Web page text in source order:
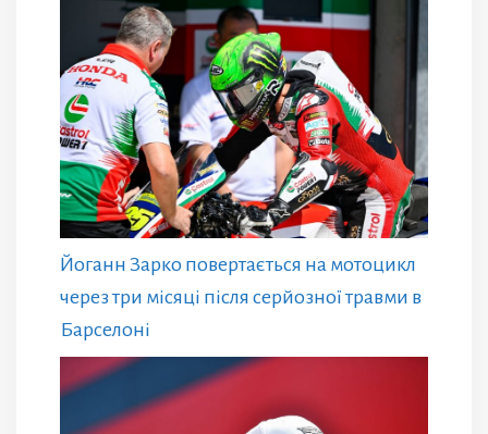
Йоганн Зарко повертається на мотоцикл
через три місяці після серйозної травми в
Барселоні